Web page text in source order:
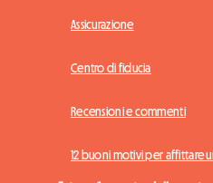
Assicurazione
Centro di fiducia
Recensioni e commenti
12 buoni motivi per affittare